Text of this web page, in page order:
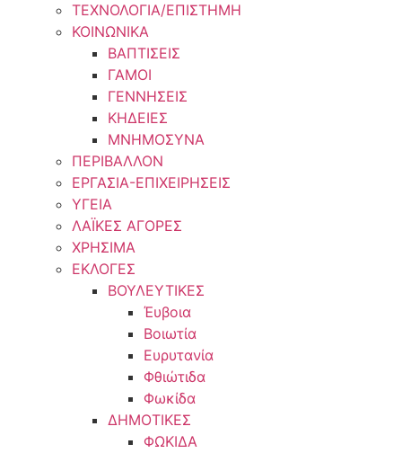
ΤΕΧΝΟΛΟΓΙΑ/ΕΠΙΣΤΗΜΗ
ΚΟΙΝΩΝΙΚΑ
ΒΑΠΤΙΣΕΙΣ
ΓΑΜΟΙ
ΓΕΝΝΗΣΕΙΣ
ΚΗΔΕΙΕΣ
ΜΝΗΜΟΣΥΝΑ
ΠΕΡΙΒΑΛΛΟΝ
ΕΡΓΑΣΙΑ-ΕΠΙΧΕΙΡΗΣΕΙΣ
ΥΓΕΙΑ
ΛΑΪΚΕΣ ΑΓΟΡΕΣ
ΧΡΗΣΙΜΑ
ΕΚΛΟΓΕΣ
ΒΟΥΛΕΥΤΙΚΕΣ
Έυβοια
Βοιωτία
Ευρυτανία
Φθιώτιδα
Φωκίδα
ΔΗΜΟΤΙΚΕΣ
ΦΩΚΙΔΑ